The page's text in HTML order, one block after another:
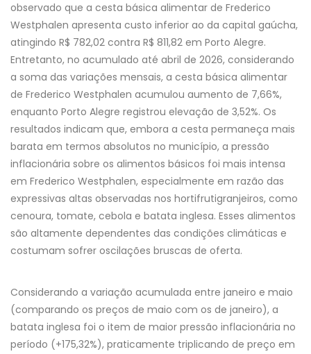
observado que a cesta básica alimentar de Frederico
Westphalen apresenta custo inferior ao da capital gaúcha,
atingindo R$ 782,02 contra R$ 811,82 em Porto Alegre.
Entretanto, no acumulado até abril de 2026, considerando
a soma das variações mensais, a cesta básica alimentar
de Frederico Westphalen acumulou aumento de 7,66%,
enquanto Porto Alegre registrou elevação de 3,52%. Os
resultados indicam que, embora a cesta permaneça mais
barata em termos absolutos no município, a pressão
inflacionária sobre os alimentos básicos foi mais intensa
em Frederico Westphalen, especialmente em razão das
expressivas altas observadas nos hortifrutigranjeiros, como
cenoura, tomate, cebola e batata inglesa. Esses alimentos
são altamente dependentes das condições climáticas e
costumam sofrer oscilações bruscas de oferta.
Considerando a variação acumulada entre janeiro e maio
(comparando os preços de maio com os de janeiro), a
batata inglesa foi o item de maior pressão inflacionária no
período (+175,32%), praticamente triplicando de preço em